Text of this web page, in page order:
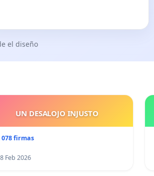
el diseño
UN DESALOJO INJUSTO
078 firmas
Feb 2026